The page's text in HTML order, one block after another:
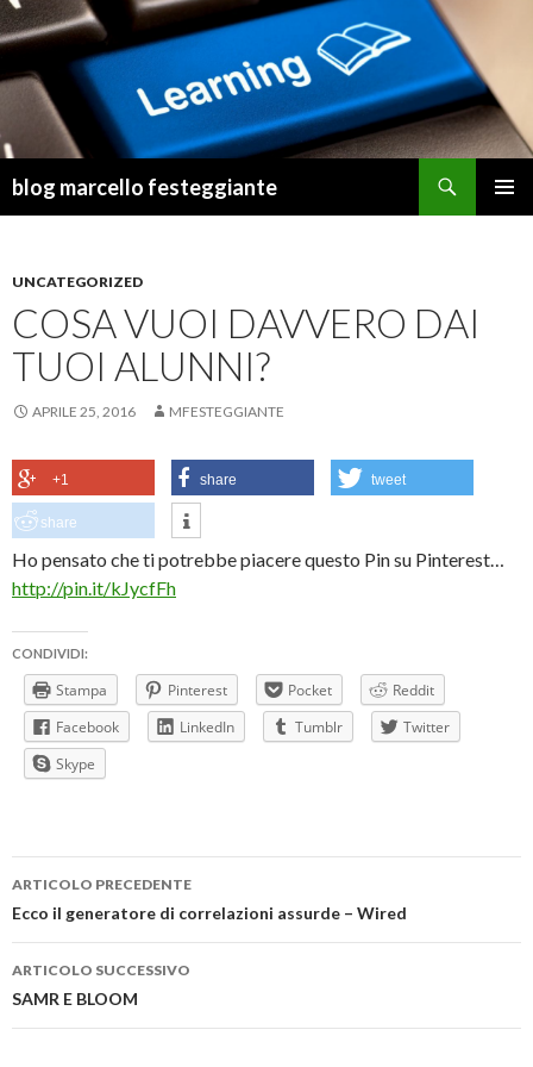
blog marcello festeggiante
UNCATEGORIZED
COSA VUOI DAVVERO DAI
TUOI ALUNNI?
APRILE 25, 2016 MFESTEGGIANTE
+1 share tweet
share
Ho pensato che ti potrebbe piacere questo Pin su Pinterest…
http://pin.it/kJycfFh
CONDIVIDI:
Stampa Pinterest Pocket
Reddit
Facebook
LinkedIn Tumblr
Twitter
Skype
Navigazione
articolo
ARTICOLO PRECEDENTE
Ecco il generatore di correlazioni assurde – Wired
ARTICOLO SUCCESSIVO
SAMR E BLOOM